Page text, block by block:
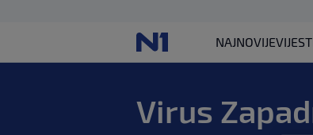
NAJNOVIJE
Virus